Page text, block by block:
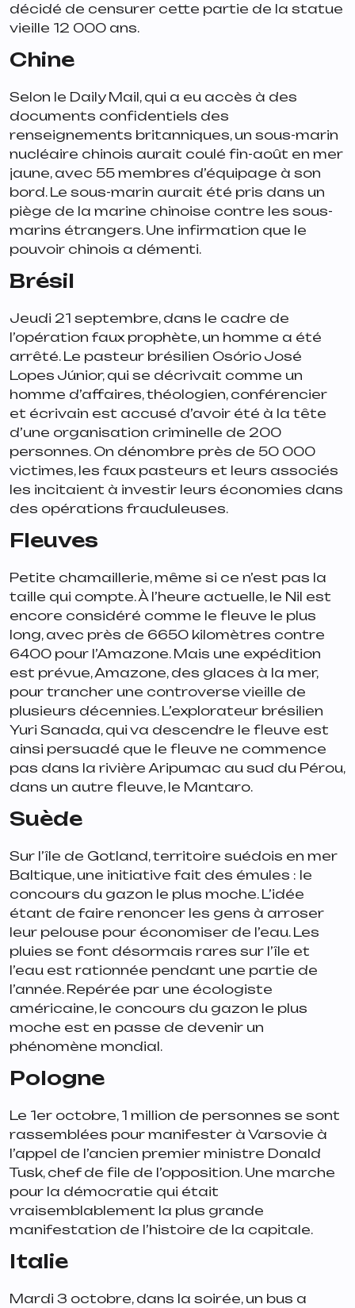
décidé de censurer cette partie de la statue
vieille 12 000 ans.
Chine
Selon le Daily Mail, qui a eu accès à des
documents confidentiels des
renseignements britanniques, un sous-marin
nucléaire chinois aurait coulé fin-août en mer
jaune, avec 55 membres d’équipage à son
bord. Le sous-marin aurait été pris dans un
piège de la marine chinoise contre les sous-
marins étrangers. Une infirmation que le
pouvoir chinois a démenti.
Brésil
Jeudi 21 septembre, dans le cadre de
l’opération faux prophète, un homme a été
arrêté. Le pasteur brésilien Osório José
Lopes Júnior, qui se décrivait comme un
homme d’affaires, théologien, conférencier
et écrivain est accusé d’avoir été à la tête
d’une organisation criminelle de 200
personnes. On dénombre près de 50 000
victimes, les faux pasteurs et leurs associés
les incitaient à investir leurs économies dans
des opérations frauduleuses.
Fleuves
Petite chamaillerie, même si ce n’est pas la
taille qui compte. À l’heure actuelle, le Nil est
encore considéré comme le fleuve le plus
long, avec près de 6650 kilomètres contre
6400 pour l’Amazone. Mais une expédition
est prévue, Amazone, des glaces à la mer,
pour trancher une controverse vieille de
plusieurs décennies. L’explorateur brésilien
Yuri Sanada, qui va descendre le fleuve est
ainsi persuadé que le fleuve ne commence
pas dans la rivière Aripumac au sud du Pérou,
dans un autre fleuve, le Mantaro.
Suède
Sur l’île de Gotland, territoire suédois en mer
Baltique, une initiative fait des émules : le
concours du gazon le plus moche. L’idée
étant de faire renoncer les gens à arroser
leur pelouse pour économiser de l’eau. Les
pluies se font désormais rares sur l’île et
l’eau est rationnée pendant une partie de
l’année. Repérée par une écologiste
américaine, le concours du gazon le plus
moche est en passe de devenir un
phénomène mondial.
Pologne
Le 1er octobre, 1 million de personnes se sont
rassemblées pour manifester à Varsovie à
l’appel de l’ancien premier ministre Donald
Tusk, chef de file de l’opposition. Une marche
pour la démocratie qui était
vraisemblablement la plus grande
manifestation de l’histoire de la capitale.
Italie
Mardi 3 octobre, dans la soirée, un bus a